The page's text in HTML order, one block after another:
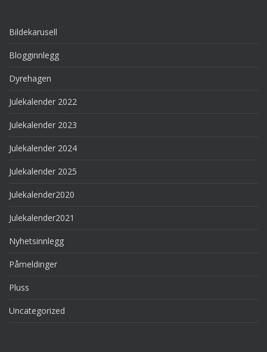
Bildekarusell
Blogginnlegg
Dyrehagen
Julekalender 2022
Julekalender 2023
Julekalender 2024
Julekalender 2025
Julekalender2020
Julekalender2021
Nyhetsinnlegg
Påmeldinger
Pluss
Uncategorized